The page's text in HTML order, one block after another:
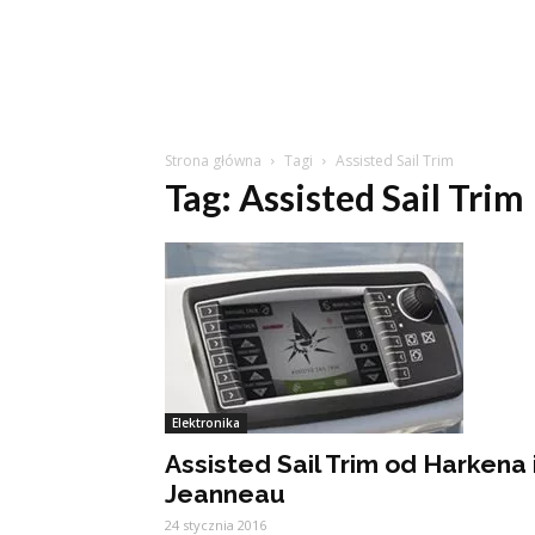
Strona główna Tagi Assisted Sail Trim
Tag: Assisted Sail Trim
Elektronika
Assisted Sail Trim od Harkena
Jeanneau
24 stycznia 2016